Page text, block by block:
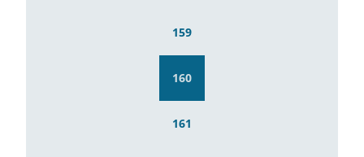
159
160
161